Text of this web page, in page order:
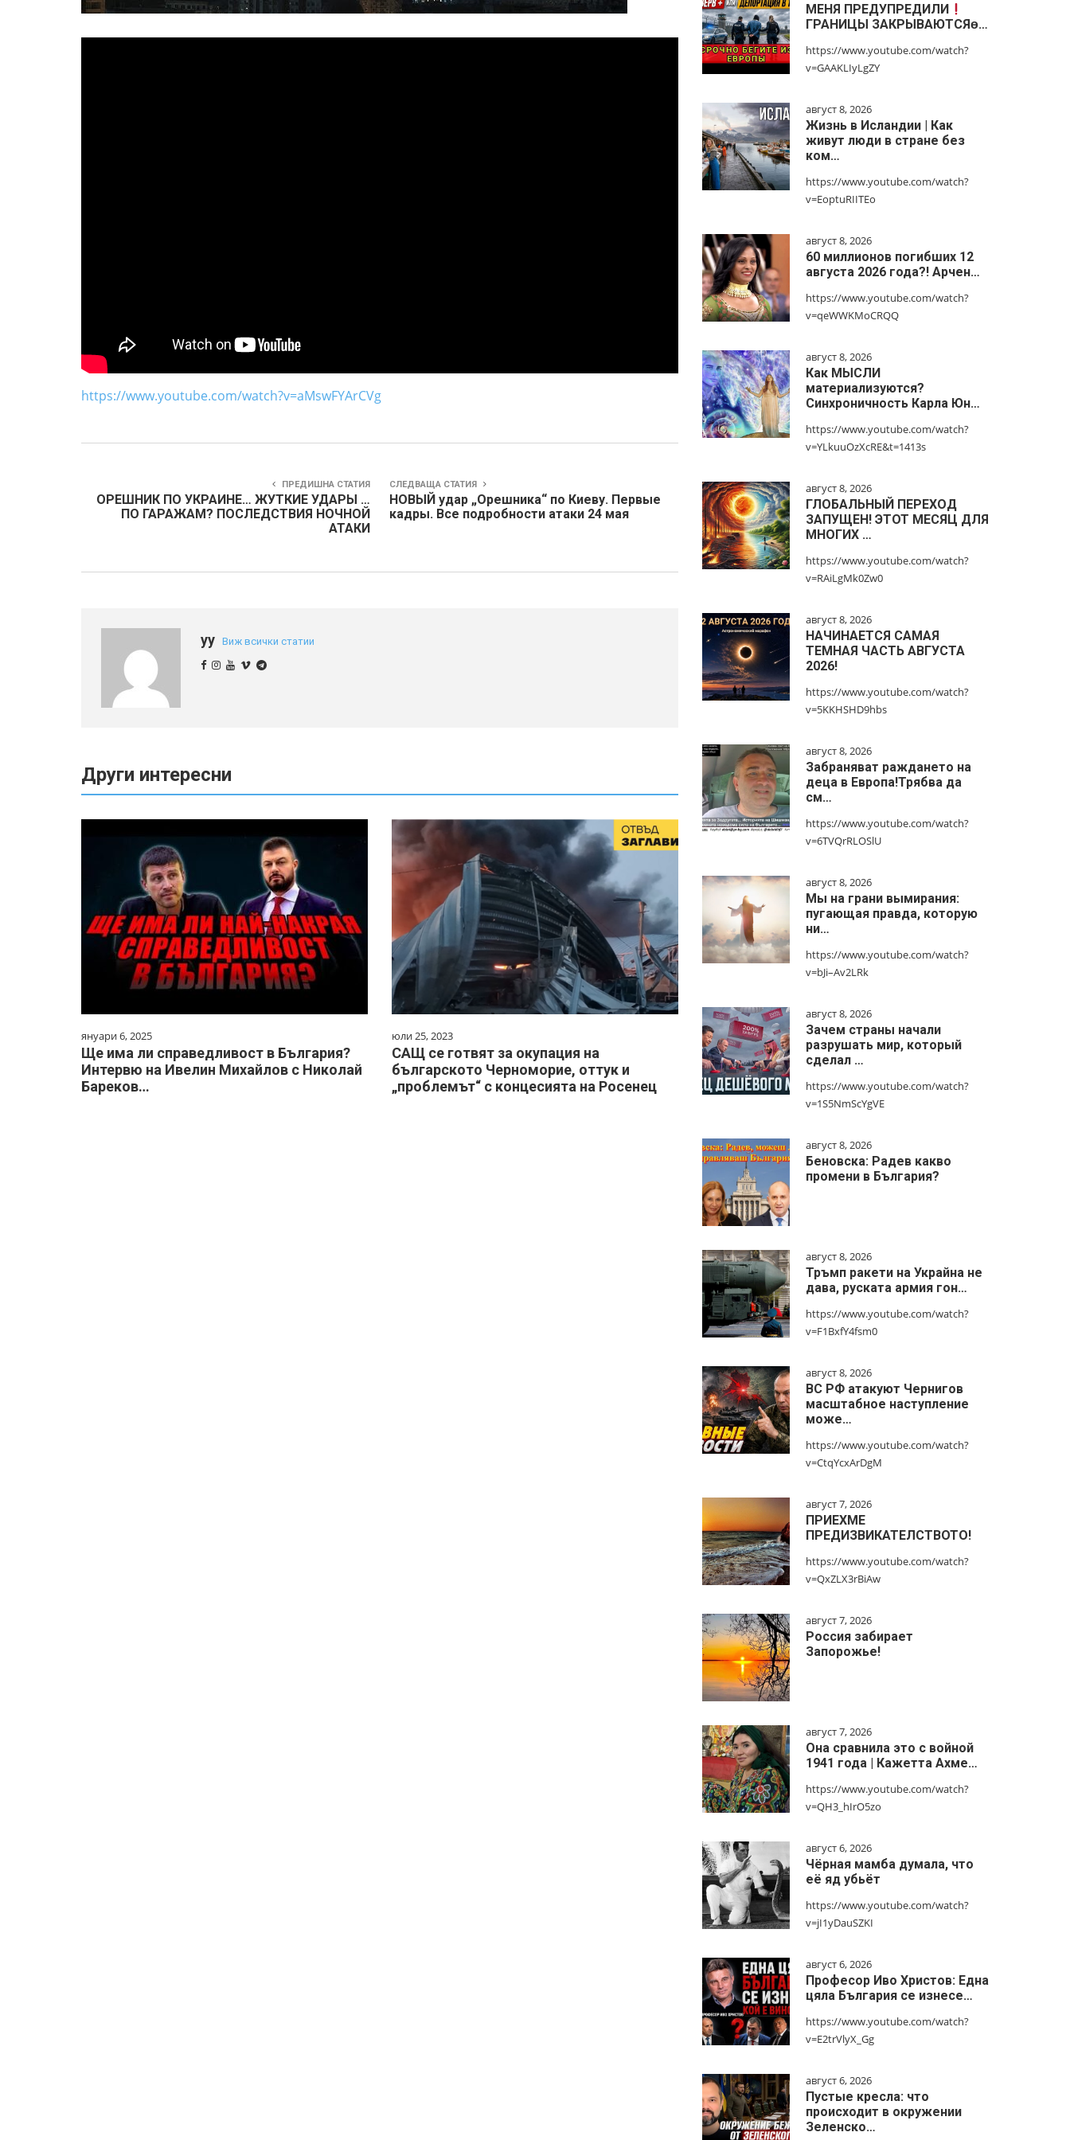
https://www.youtube.com/watch?v=aMswFYArCVg
ПРЕДИШНА СТАТИЯ
ОРЕШНИК ПО УКРАИНЕ… ЖУТКИЕ УДАРЫ …
ПО ГАРАЖАМ? ПОСЛЕДСТВИЯ НОЧНОЙ
АТАКИ
СЛЕДВАЩА СТАТИЯ
НОВЫЙ удар „Орешника“ по Киеву. Первые
кадры. Все подробности атаки 24 мая
yy Виж всички статии
Други интересни
януари 6, 2025
Ще има ли справедливост в България?
Интервю на Ивелин Михайлов с Николай
Бареков…
юли 25, 2023
САЩ се готвят за окупация на
българското Черноморие, оттук и
„проблемът“ с концесията на Росенец
МЕНЯ ПРЕДУПРЕДИЛИ
ГРАНИЦЫ ЗАКРЫВАЮТСЯɵ…
https://www.youtube.com/watch?
v=GAAKLIyLgZY
август 8, 2026
Жизнь в Исландии | Как
живут люди в стране без
ком…
https://www.youtube.com/watch?
v=EoptuRIITEo
август 8, 2026
60 миллионов погибших 12
августа 2026 года?! Арчен…
https://www.youtube.com/watch?
v=qeWWKMoCRQQ
август 8, 2026
Как МЫСЛИ
материализуются?
Синхроничность Карла Юн…
https://www.youtube.com/watch?
v=YLkuuOzXcRE&t=1413s
август 8, 2026
ГЛОБАЛЬНЫЙ ПЕРЕХОД
ЗАПУЩЕН! ЭТОТ МЕСЯЦ ДЛЯ
МНОГИХ …
https://www.youtube.com/watch?
v=RAiLgMk0Zw0
август 8, 2026
НАЧИНАЕТСЯ САМАЯ
ТЕМНАЯ ЧАСТЬ АВГУСТА
2026!
https://www.youtube.com/watch?
v=5KKHSHD9hbs
август 8, 2026
Забраняват раждането на
деца в Европа!Трябва да
см…
https://www.youtube.com/watch?
v=6TVQrRLOSlU
август 8, 2026
Мы на грани вымирания:
пугающая правда, которую
ни…
https://www.youtube.com/watch?
v=bJi–Av2LRk
август 8, 2026
Зачем страны начали
разрушать мир, который
сделал …
https://www.youtube.com/watch?
v=1S5NmScYgVE
август 8, 2026
Беновска: Радев какво
промени в България?
август 8, 2026
Тръмп ракети на Украйна не
дава, руската армия гон…
https://www.youtube.com/watch?
v=F1BxfY4fsm0
август 8, 2026
ВС РФ атакуют Чернигов
масштабное наступление
може…
https://www.youtube.com/watch?
v=CtqYcxArDgM
август 7, 2026
ПРИЕХМЕ
ПРЕДИЗВИКАТЕЛСТВОТО!
https://www.youtube.com/watch?
v=QxZLX3rBiAw
август 7, 2026
Россия забирает
Запорожье!
август 7, 2026
Она сравнила это с войной
1941 года | Кажетта Ахме…
https://www.youtube.com/watch?
v=QH3_hIrO5zo
август 6, 2026
Чёрная мамба думала, что
её яд убьёт
https://www.youtube.com/watch?
v=jI1yDauSZKI
август 6, 2026
Професор Иво Христов: Една
цяла България се изнесе…
https://www.youtube.com/watch?
v=E2trVlyX_Gg
август 6, 2026
Пустые кресла: что
происходит в окружении
Зеленско…